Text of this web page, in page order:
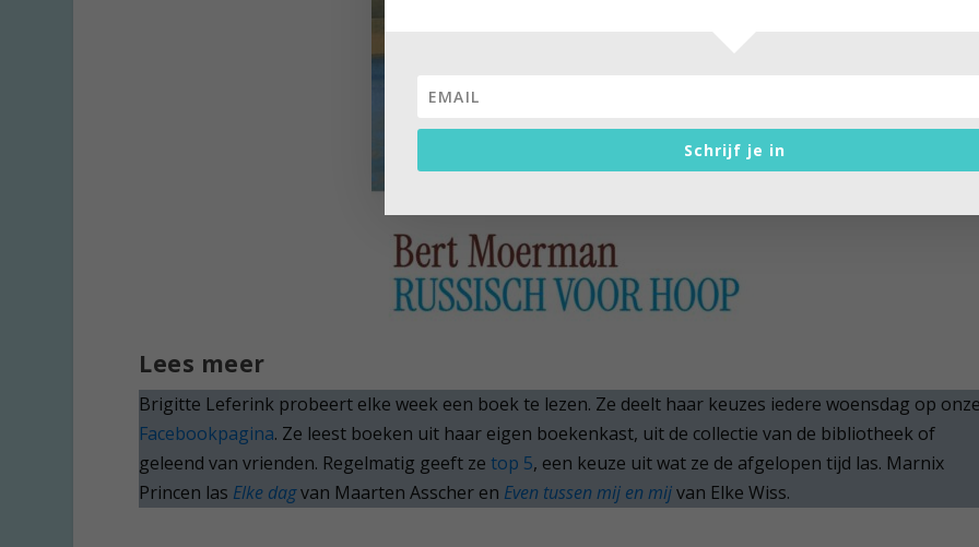
Lees meer
Brigitte Leferink probeert elke week een boek te lezen. Ze deelt haar keuzes iedere woensdag op onze
Facebookpagina. Ze leest boeken uit haar eigen boekenkast, uit de collectie van de bibliotheek of
geleend van vrienden. Regelmatig geeft ze top 5, een keuze uit wat ze de afgelopen tijd las. Marnix
Princen las Elke dagvan Maarten Asscher en Even tussen mij en mijvan Elke Wiss.
Schrijf je in